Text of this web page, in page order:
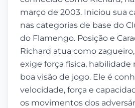
março de 2003. Iniciou sua
nas categorias de base do
do Flamengo. Posição e
Richard atua como
exige força física, habilidade
boa visão de jogo. Ele é
velocidade, força e
os movimentos dos